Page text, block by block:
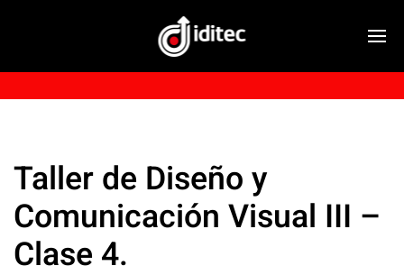
Taller de Diseño y
Comunicación Visual III –
Clase 4.